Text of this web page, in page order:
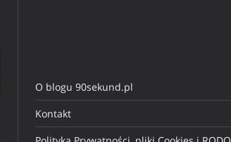
O blogu 90sekund.pl
Kontakt